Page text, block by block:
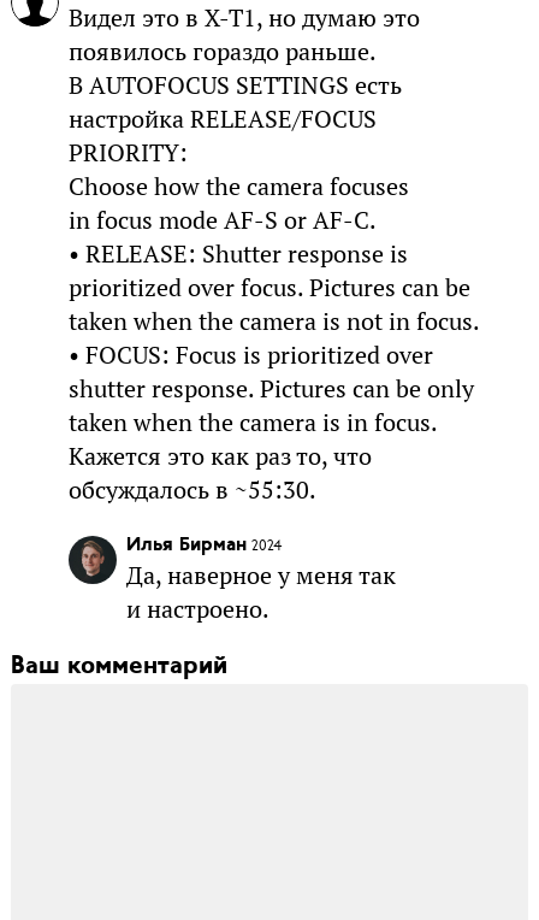
Видел это в X-T1, но думаю это
появилось гораздо раньше.
В AUTOFOCUS SETTINGS есть
настройка RELEASE/FOCUS
PRIORITY:
Choose how the camera focuses
in focus mode AF-S or AF-C.
• RELEASE: Shutter response is
prioritized over focus. Pictures can be
taken when the camera is not in focus.
• FOCUS: Focus is prioritized over
shutter response. Pictures can be only
taken when the camera is in focus.
Кажется это как раз то, что
обсуждалось в ~55:30.
Илья Бирман 2024
Да, наверное у меня так
и настроено.
Ваш комментарий